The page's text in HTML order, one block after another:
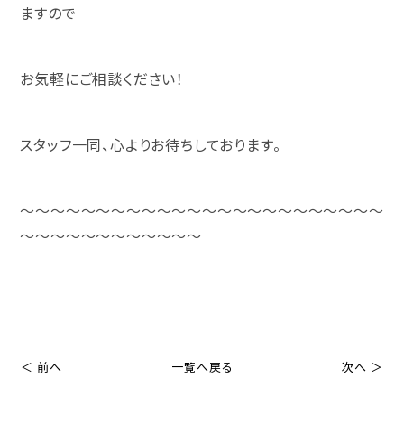
ますので
お気軽にご相談ください！
スタッフ一同、心よりお待ちしております。
～～～～～～～～～～～～～～～～～～～～～～～～
～～～～～～～～～～～～
＜ 前へ 一覧へ戻る 次へ ＞